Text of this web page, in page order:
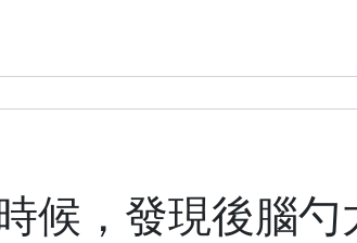
候，發現後腦勺